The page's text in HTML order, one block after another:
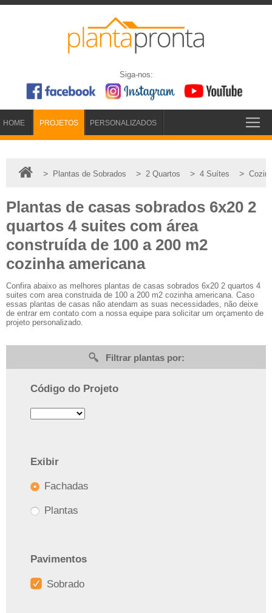
Siga-nos:
HOME PROJETOS PERSONALIZADOS
> Plantas de Sobrados > 2 Quartos > 4 Suítes >
Plantas de casas sobrados 6x20 2
quartos 4 suites com área
construída de 100 a 200 m2
cozinha americana
Confira abaixo as melhores plantas de casas sobrados 6x20 2 quartos 4
suites com area construida de 100 a 200 m2 cozinha americana. Caso
essas plantas de casas não atendam as suas necessidades, não deixe
de entrar em contato com a nossa equipe para solicitar um orçamento de
projeto personalizado.
Filtrar plantas por:
Código do Projeto
Exibir
Fachadas
Plantas
Pavimentos
Sobrado